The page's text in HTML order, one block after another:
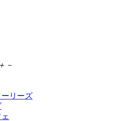
＋ －
リーズ